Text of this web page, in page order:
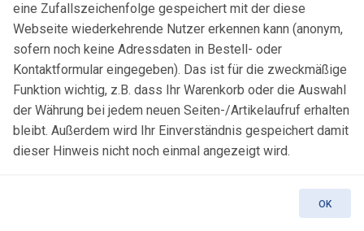
eine Zufallszeichenfolge gespeichert mit der diese
Webseite wiederkehrende Nutzer erkennen kann (anonym,
sofern noch keine Adressdaten in Bestell- oder
Kontaktformular eingegeben). Das ist für die zweckmäßige
Funktion wichtig, z.B. dass Ihr Warenkorb oder die Auswahl
der Währung bei jedem neuen Seiten-/Artikelaufruf erhalten
bleibt. Außerdem wird Ihr Einverständnis gespeichert damit
dieser Hinweis nicht noch einmal angezeigt wird.
OK
Ametista do Sul, Rio
Grande do Sul, Brasil
Artikel-Nr.: MIN0974
Preis:70,00EUR